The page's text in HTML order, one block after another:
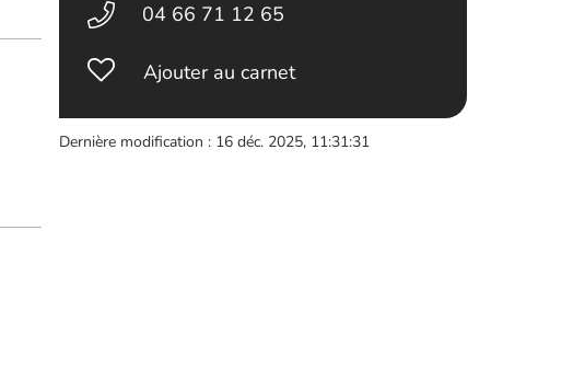
04 66 71 12 65
Ajouter au carnet
Dernière modification : 16 déc. 2025, 11:31:31